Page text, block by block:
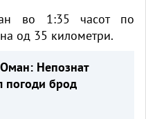
во 1:35 часот по
од 35 километри.
Непознат
погоди брод